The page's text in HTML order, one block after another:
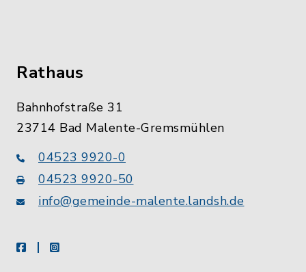
Rathaus
Bahnhofstraße 31
23714 Bad Malente-Gremsmühlen
04523 9920-0
04523 9920-50
info@gemeinde-malente.landsh.de
facebookinstagram